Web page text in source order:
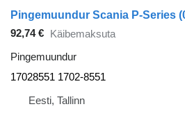
92,74 € Käibemaksuta
Pingemuundur
17028551 1702-8551
Eesti, Tallinn